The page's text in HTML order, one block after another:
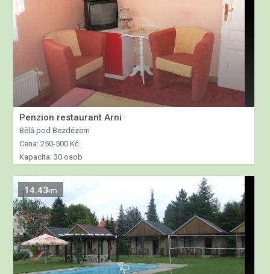
Penzion restaurant Arni
Bělá pod Bezdězem
Cena: 250-500 Kč
Kapacita: 30 osob
14.43km